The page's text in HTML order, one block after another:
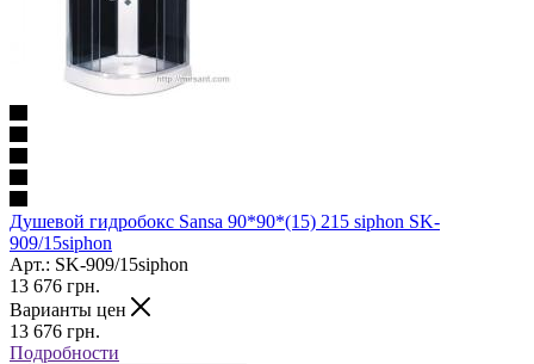
Душевой гидробокс Sansa 90*90*(15) 215 siphon SK-
909/15siphon
Арт.: SK-909/15siphon
13 676 грн.
Варианты цен
13 676 грн.
Подробности